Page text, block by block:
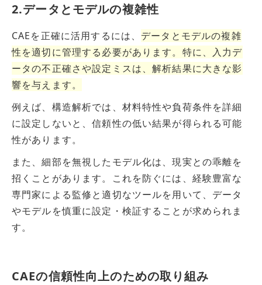
2.データとモデルの複雑性
CAEを正確に活用するには、 データとモデルの複雑
性を適切に管理する必要があります。特に、入力デ
ータの不正確さや設定ミスは、解析結果に大きな影
響を与えます。
例えば、構造解析では、材料特性や負荷条件を詳細
に設定しないと、信頼性の低い結果が得られる可能
性があります。
また、細部を無視したモデル化は、現実との乖離を
招くことがあります。これを防ぐには、経験豊富な
専門家による監修と適切なツールを用いて、データ
やモデルを慎重に設定・検証することが求められま
す。
CAEの信頼性向上のための取り組み